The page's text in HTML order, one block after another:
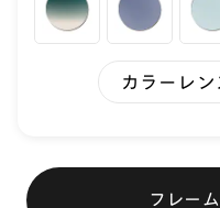
カラーレ
フレー